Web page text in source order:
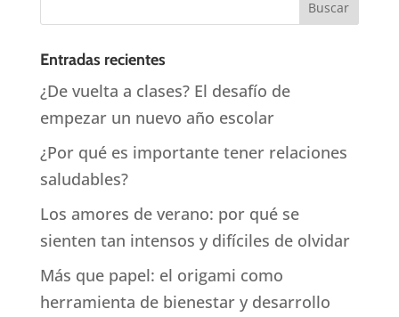
Entradas recientes
¿De vuelta a clases? El desafío de
empezar un nuevo año escolar
¿Por qué es importante tener relaciones
saludables?
Los amores de verano: por qué se
sienten tan intensos y difíciles de olvidar
Más que papel: el origami como
herramienta de bienestar y desarrollo